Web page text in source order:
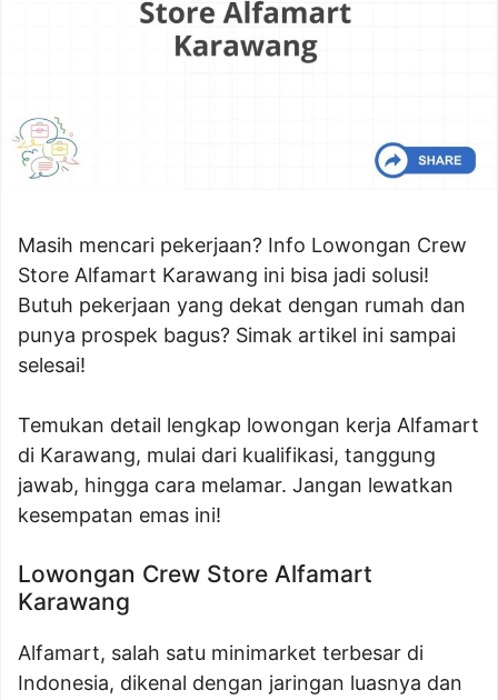
Masih mencari pekerjaan? Info Lowongan Crew
Store Alfamart Karawang ini bisa jadi solusi!
Butuh pekerjaan yang dekat dengan rumah dan
punya prospek bagus? Simak artikel ini sampai
selesai!
Temukan detail lengkap lowongan kerja Alfamart
di Karawang, mulai dari kualifikasi, tanggung
jawab, hingga cara melamar. Jangan lewatkan
kesempatan emas ini!
Lowongan Crew Store Alfamart
Karawang
Alfamart, salah satu minimarket terbesar di
Indonesia, dikenal dengan jaringan luasnya dan